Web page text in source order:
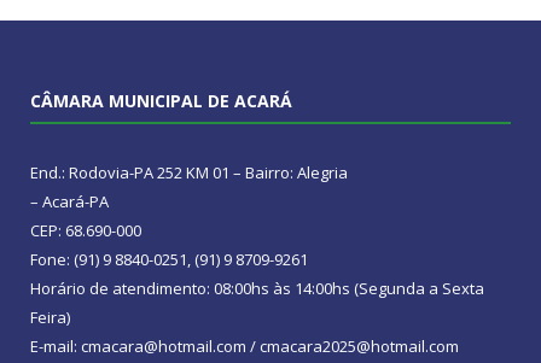
CÂMARA MUNICIPAL DE ACARÁ
End.: Rodovia-PA 252 KM 01 – Bairro: Alegria
– Acará-PA
CEP: 68.690-000
Fone: (91) 9 8840-0251, (91) 9 8709-9261
Horário de atendimento: 08:00hs às 14:00hs (Segunda a Sexta
Feira)
E-mail: cmacara@hotmail.com / cmacara2025@hotmail.com